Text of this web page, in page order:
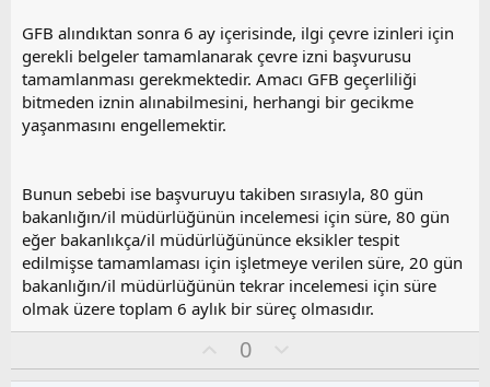
a
GFB alındıktan sonra 6 ay içerisinde, ilgi çevre izinleri için
gerekli belgeler tamamlanarak çevre izni başvurusu
tamamlanması gerekmektedir. Amacı GFB geçerliliği
bitmeden iznin alınabilmesini, herhangi bir gecikme
yaşanmasını engellemektir.
Bunun sebebi ise başvuruyu takiben sırasıyla, 80 gün
bakanlığın/il müdürlüğünün incelemesi için süre, 80 gün
eğer bakanlıkça/il müdürlüğününce eksikler tespit
edilmişse tamamlaması için işletmeye verilen süre, 20 gün
bakanlığın/il müdürlüğünün tekrar incelemesi için süre
olmak üzere toplam 6 aylık bir süreç olmasıdır.
y
0
l